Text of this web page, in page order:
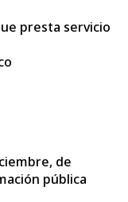
presta servicio
de
pública